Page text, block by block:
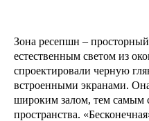
Зона ресепшн –
естественным светом из
спроектировали черную
встроенными экранами.
широким залом, тем самым
пространства.